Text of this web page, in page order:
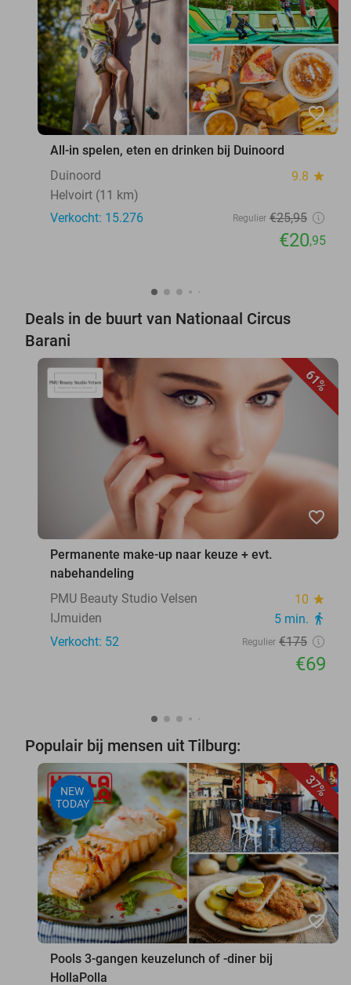
favorite_border
All-in spelen, eten en drinken bij Duinoord
Duinoord
9.8 star
Helvoirt (11 km)
Verkocht: 15.276
Regulier €25,95
€20,95
Deals in de buurt van Nationaal Circus
Barani
61%
favorite_border
Permanente make-up naar keuze + evt.
nabehandeling
PMU Beauty Studio Velsen
10 star
IJmuiden 5 min. directions_walk
Verkocht: 52 Regulier €175
€69
Populair bij mensen uit Tilburg:
37%
NEW
TODAY
favorite_border
Pools 3-gangen keuzelunch of -diner bij
HollaPolla